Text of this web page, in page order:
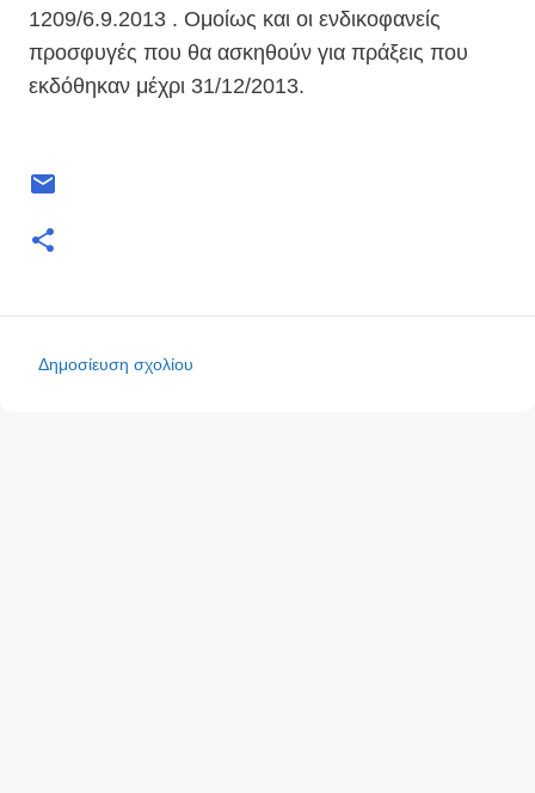
1209/6.9.2013 . Ομοίως και οι ενδικοφανείς
προσφυγές που θα ασκηθούν για πράξεις που
εκδόθηκαν μέχρι 31/12/2013.
Δημοσίευση σχολίου